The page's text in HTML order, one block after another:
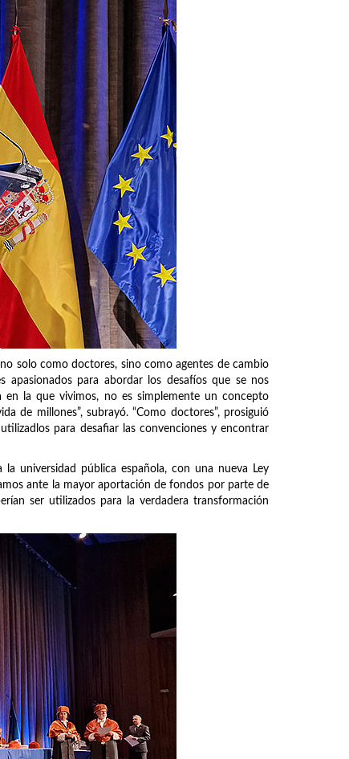
solo como doctores, sino como agentes de cambio
para abordar los desafíos que se nos
en la que vivimos, no es simplemente un concepto
de millones”, subrayó. “Como doctores”, prosiguió
para desafiar las convenciones y encontrar
universidad pública española, con una nueva Ley
ante la mayor aportación de fondos por parte de
ser utilizados para la verdadera transformación